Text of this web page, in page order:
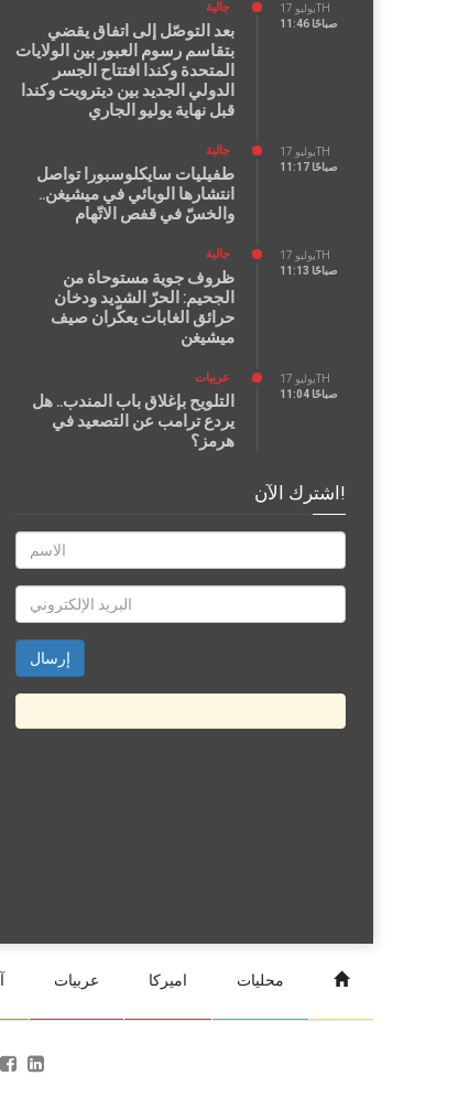
يوليو 17TH
11:46 صباحًا
جالية
بعد التوصّل إلى اتفاق يقضي
بتقاسم رسوم العبور بين الولايات
المتحدة وكندا افتتاح الجسر
الدولي الجديد بين ديترويت وكندا
قبل نهاية يوليو الجاري
يوليو 17TH
11:17 صباحًا
جالية
طفيليات سايكلوسبورا تواصل
انتشارها الوبائي في ميشيغن..
والخسّ في قفص الاتّهام
يوليو 17TH
11:13 صباحًا
جالية
ظروف جوية مستوحاة من
الجحيم: الحرّ الشديد ودخان
حرائق الغابات يعكّران صيف
ميشيغن
يوليو 17TH
11:04 صباحًا
عربيات
التلويح بإغلاق باب المندب.. هل
يردع ترامب عن التصعيد في
هرمز؟
اشترك الآن!
محليات اميركا عربيات